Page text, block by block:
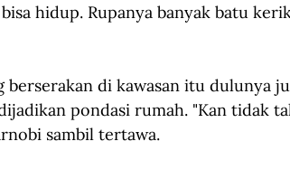
bisa hidup. Rupanya banyak batu
berserakan di kawasan itu dulunya
pondasi rumah. "Kan tidak
sambil tertawa.